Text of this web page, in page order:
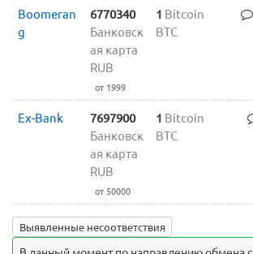
Boomeran
g
6770340
Банковск
ая карта
RUB
от 1999
1 Bitcoin
BTC
Ex-Bank
7697900
Банковск
ая карта
RUB
от 50000
1 Bitcoin
BTC
Выявленные несоответствия